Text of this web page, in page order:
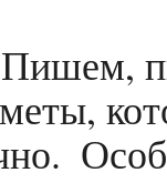
Пишем,